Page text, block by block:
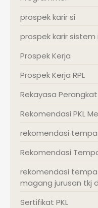
prospek karir si
prospek karir sistem
Prospek Kerja
Prospek Kerja RPL
Rekayasa
Rekomendasi PKL
rekomendasi
Rekomendasi
rekomendasi
magang jurusan tkj
Sertifikat PKL